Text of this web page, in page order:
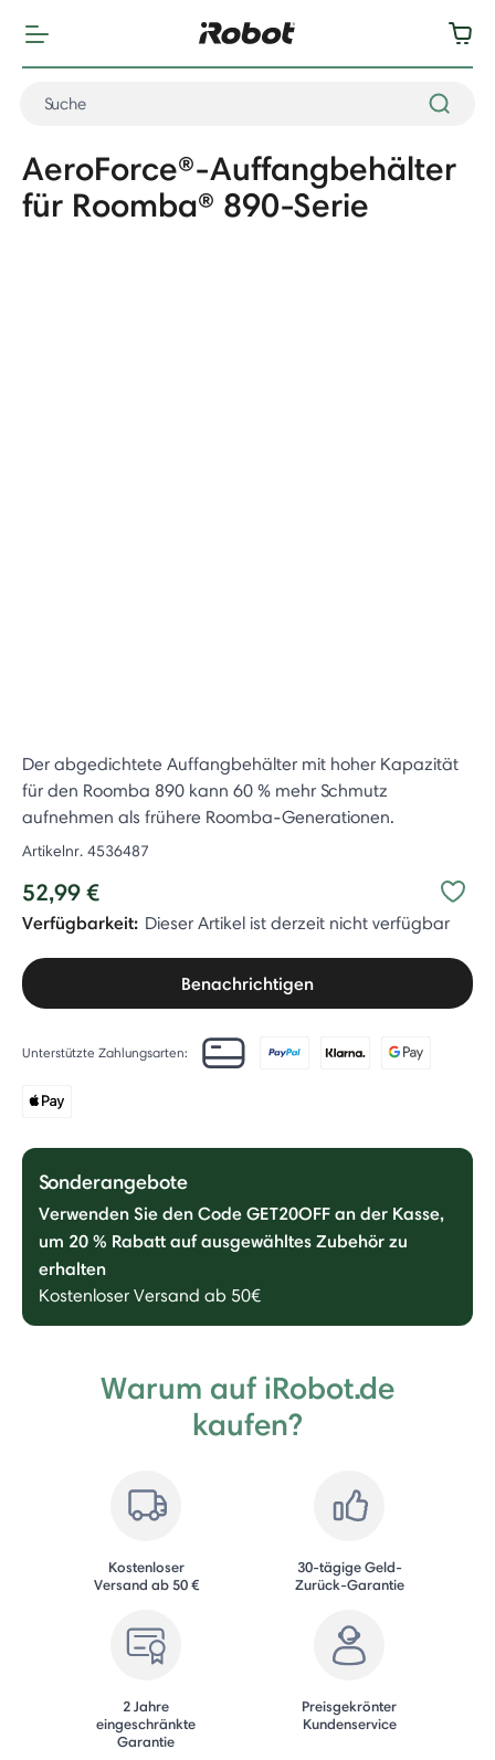
AeroForce®-Auffangbehälter
für Roomba® 890-Serie
Der abgedichtete Auffangbehälter mit hoher Kapazität
für den Roomba 890 kann 60 % mehr Schmutz
aufnehmen als frühere Roomba-Generationen.
Artikelnr. 4536487
52,99 €
Verfügbarkeit: Dieser Artikel ist derzeit nicht verfügbar
Benachrichtigen
Unterstützte Zahlungsarten:
Sonderangebote
Verwenden Sie den Code GET20OFF an der Kasse,
um 20 % Rabatt auf ausgewähltes Zubehör zu
erhalten
Kostenloser Versand ab 50€
Warum auf iRobot.de
kaufen?
Kostenloser
Versand ab 50 €
30-tägige Geld-
Zurück-Garantie
2 Jahre
eingeschränkte
Garantie
Preisgekrönter
Kundenservice